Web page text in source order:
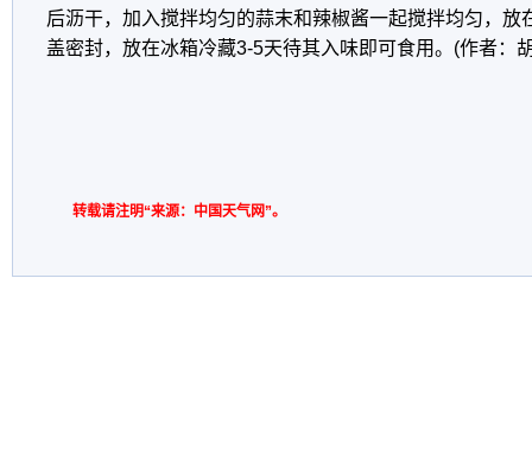
后沥干，加入搅拌均匀的蒜末和辣椒酱一起搅拌均匀，放
盖密封，放在冰箱冷藏3-5天待其入味即可食用。(作者：
转载请注明“来源：中国天气网”。